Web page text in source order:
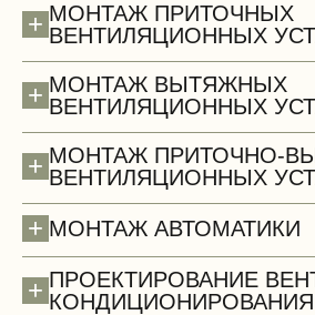
+ МОНТАЖ ПРИТОЧНЫХ
ВЕНТИЛЯЦИОННЫХ
+ МОНТАЖ ВЫТЯЖНЫХ
ВЕНТИЛЯЦИОННЫХ
+ МОНТАЖ ПРИТОЧНО-
ВЕНТИЛЯЦИОННЫХ
+ МОНТАЖ АВТОМАТИКИ
+ ПРОЕКТИРОВАНИЕ
КОНДИЦИОНИРОВАНИЯ